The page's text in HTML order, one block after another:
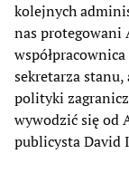
kolejnych
nas protegowani
sekretarza stanu,
polityki
wywodzić się od
publicysta David